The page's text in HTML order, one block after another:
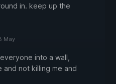
in. keep up the
May
into a wall,
and not killing me and